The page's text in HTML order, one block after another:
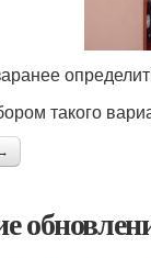
такого